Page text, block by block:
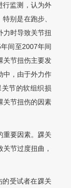
行监测，认为外
别是在跑步、
力时导致关节扭
间至2007年间
关节扭伤主要发
中，由于外力作
节的软组织损
关节扭伤的因素
重要因素。踝关
节过度扭曲，
的受试者在踝关